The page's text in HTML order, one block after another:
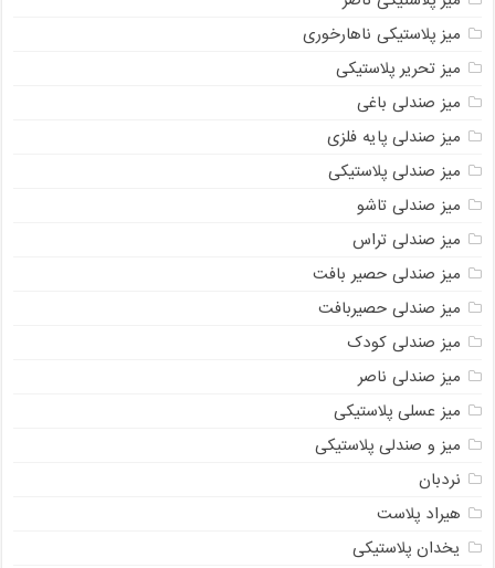
میز پلاستیکی ناهارخوری
میز تحریر پلاستیکی
میز صندلی باغی
میز صندلی پایه فلزی
میز صندلی پلاستیکی
میز صندلی تاشو
میز صندلی تراس
میز صندلی حصیر بافت
میز صندلی حصیربافت
میز صندلی کودک
میز صندلی ناصر
میز عسلی پلاستیکی
میز و صندلی پلاستیکی
نردبان
هیراد پلاست
یخدان پلاستیکی